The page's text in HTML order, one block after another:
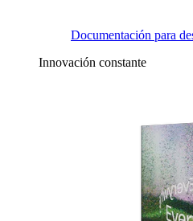
Documentación para
Innovación constante